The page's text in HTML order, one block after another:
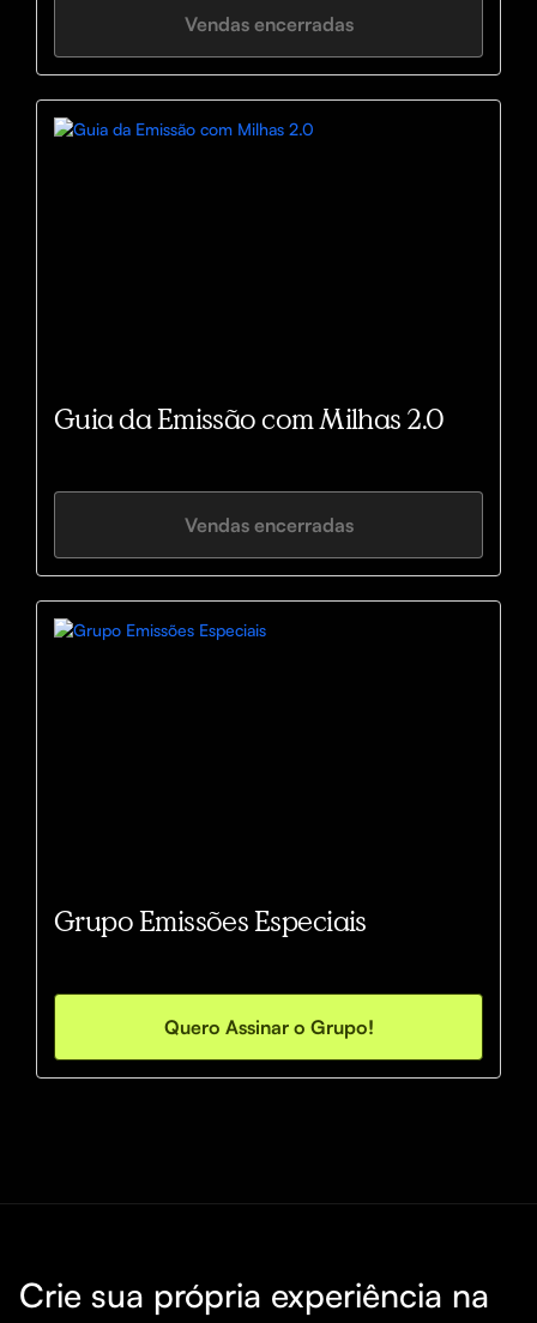
Vendas encerradas
Guia da Emissão com Milhas 2.0
Vendas encerradas
Grupo Emissões Especiais
Quero Assinar o Grupo!
Crie sua própria experiência na